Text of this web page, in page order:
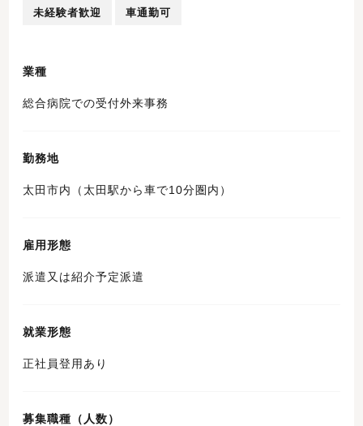
未経験者歓迎 車通勤可
業種
総合病院での受付外来事務
勤務地
太田市内（太田駅から車で10分圏内）
雇用形態
派遣又は紹介予定派遣
就業形態
正社員登用あり
募集職種（人数）